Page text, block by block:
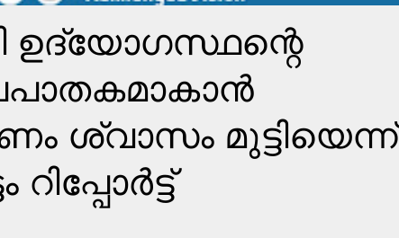
ശ്വാസം മുട്ടിയെന്ന്